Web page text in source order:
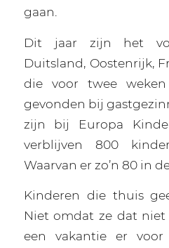
gaan.
Dit jaar zijn het
Duitsland, Oostenrijk,
die voor twee
gevonden bij
zijn bij Europa
verblijven 800
Waarvan er zo’n 80 in
Kinderen die thuis
Niet omdat ze dat
een vakantie er